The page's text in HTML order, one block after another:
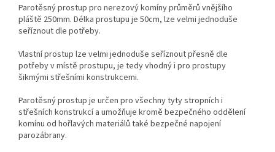
Parotěsný prostup pro nerezový komíny průměrů vnějšího
pláště 250mm. Délka prostupu je 50cm, lze velmi jednoduše
seříznout dle potřeby.
Vlastní prostup lze velmi jednoduše seříznout přesně dle
potřeby v místě prostupu, je tedy vhodný i pro prostupy
šikmými střešními konstrukcemi.
Parotěsný prostup je určen pro všechny tyty stropních i
střešních konstrukcí a umožňuje kromě bezpečného oddělení
komínu od hořlavých materiálů také bezpečné napojení
parozábrany.